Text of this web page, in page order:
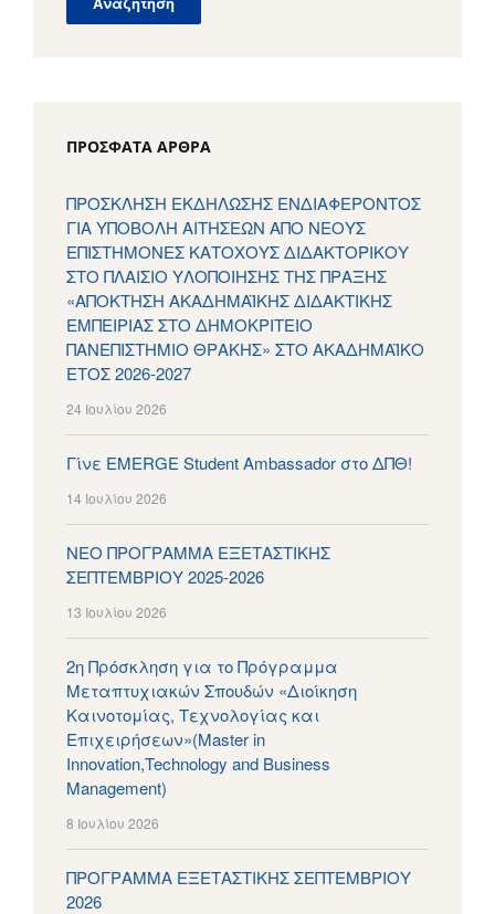
ΠΡΌΣΦΑΤΑ ΆΡΘΡΑ
ΠΡΟΣΚΛΗΣΗ ΕΚΔΗΛΩΣΗΣ ΕΝΔΙΑΦΕΡΟΝΤΟΣ
ΓΙΑ ΥΠΟΒΟΛΗ ΑΙΤΗΣΕΩΝ ΑΠΟ ΝΕΟΥΣ
ΕΠΙΣΤΗΜΟΝΕΣ ΚΑΤΟΧΟΥΣ ΔΙΔΑΚΤΟΡΙΚΟΥ
ΣΤΟ ΠΛΑΙΣΙΟ ΥΛΟΠΟΙΗΣΗΣ ΤΗΣ ΠΡΑΞΗΣ
«ΑΠΟΚΤΗΣΗ ΑΚΑΔΗΜΑΪΚΗΣ ΔΙΔΑΚΤΙΚΗΣ
ΕΜΠΕΙΡΙΑΣ ΣΤΟ ΔΗΜΟΚΡΙΤΕΙΟ
ΠΑΝΕΠΙΣΤΗΜΙΟ ΘΡΑΚΗΣ» ΣΤΟ ΑΚΑΔΗΜΑΪΚΟ
ΕΤΟΣ 2026-2027
24 Ιουλίου 2026
Γίνε EMERGE Student Ambassador στο ΔΠΘ!
14 Ιουλίου 2026
ΝΕΟ ΠΡΟΓΡΑΜΜΑ ΕΞΕΤΑΣΤΙΚΗΣ
ΣΕΠΤΕΜΒΡΙΟΥ 2025-2026
13 Ιουλίου 2026
2η Πρόσκληση για το Πρόγραμμα
Μεταπτυχιακών Σπουδών «Διοίκηση
Καινοτομίας, Τεχνολογίας και
Επιχειρήσεων»(Master in
Innovation,Technology and Business
Management)
8 Ιουλίου 2026
ΠΡΟΓΡΑΜΜΑ ΕΞΕΤΑΣΤΙΚΗΣ ΣΕΠΤΕΜΒΡΙΟΥ
2026